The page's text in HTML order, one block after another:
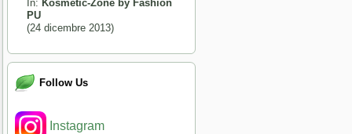
In: Kosmetic-Zone by Fashion
PU
(24 dicembre 2013)
Follow Us
Instagram